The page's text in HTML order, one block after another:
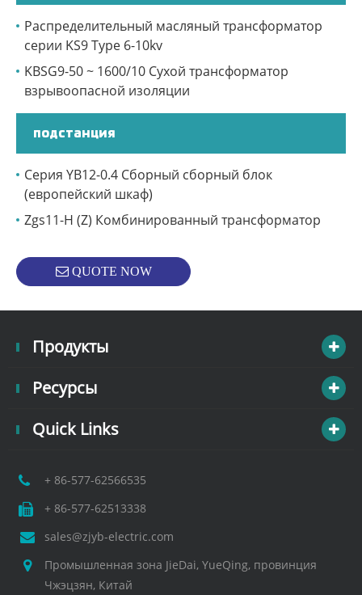
Распределительный масляный трансформатор
серии KS9 Type 6-10kv
KBSG9-50 ~ 1600/10 Сухой трансформатор
взрывоопасной изоляции
подстанция
Серия YB12-0.4 Сборный сборный блок
(европейский шкаф)
Zgs11-H (Z) Комбинированный трансформатор
QUOTE NOW
Продукты
Ресурсы
Quick Links
+ 86-577-62566535
+ 86-577-62513338
sales@zjyb-electric.com
Промышленная зона JieDai, YueQing, провинция
Чжэцзян, Китай